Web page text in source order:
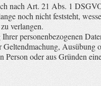
nach Art. 21 Abs. 1
noch nicht feststeht,
verlangen.
personenbezogenen
Ausübung
Person oder aus Gründen